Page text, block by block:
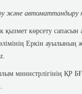
және автоматтандыру
қызмет көрсету
Еркін ауылының
министрлігінің